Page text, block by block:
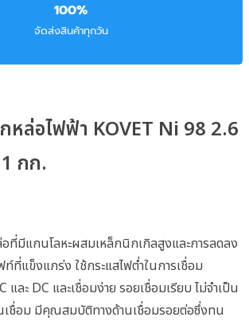
100%
จัดส่งสินค้าทุกวัน
หล่อไฟฟ้า KOVET Ni 98 2.6
กก.
ที่มีแกนโลหะผสมเหล็กนิกเกิลสูงและการลดลง
ท์ที่แข็งแกร่ง ใช้กระแสไฟต่ำในการเชื่อม
และ DC และเชื่อมง่าย รอยเชื่อมเรียบ ไม่จำเป็น
เชื่อม มีคุณสมบัติทางด้านเชื่อมรอยต่อซึ่งทน